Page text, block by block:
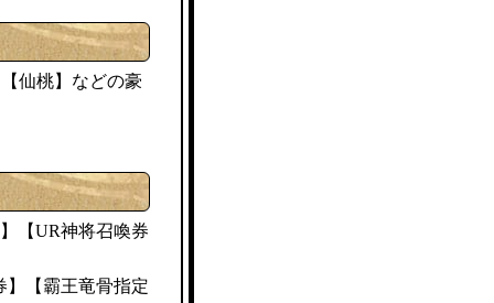
仙桃】などの豪
】【UR神将召喚券
】【霸王竜骨指定